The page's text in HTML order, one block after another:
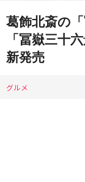
葛飾北斎の
「冨嶽三十
新発売
グルメ